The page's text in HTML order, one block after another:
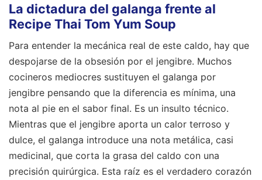
La dictadura del galanga frente al
Recipe Thai Tom Yum Soup
Para entender la mecánica real de este caldo, hay que
despojarse de la obsesión por el jengibre. Muchos
cocineros mediocres sustituyen el galanga por
jengibre pensando que la diferencia es mínima, una
nota al pie en el sabor final. Es un insulto técnico.
Mientras que el jengibre aporta un calor terroso y
dulce, el galanga introduce una nota metálica, casi
medicinal, que corta la grasa del caldo con una
precisión quirúrgica. Esta raíz es el verdadero corazón